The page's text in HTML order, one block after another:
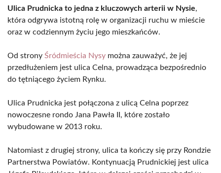
Ulica Prudnicka to jedna z kluczowych arterii w Nysie,
która odgrywa istotną rolę w organizacji ruchu w mieście
oraz w codziennym życiu jego mieszkańców.
Od strony Śródmieścia Nysy można zauważyć, że jej
przedłużeniem jest ulica Celna, prowadząca bezpośrednio
do tętniącego życiem Rynku.
Ulica Prudnicka jest połączona z ulicą Celna poprzez
nowoczesne rondo Jana Pawła II, które zostało
wybudowane w 2013 roku.
Natomiast z drugiej strony, ulica ta kończy się przy Rondzie
Partnerstwa Powiatów. Kontynuacją Prudnickiej jest ulica